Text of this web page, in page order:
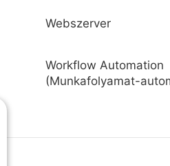
Webszerver
Workflow Automation
(Munkafolyamat-